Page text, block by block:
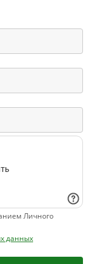
(голова)
Личного
данных